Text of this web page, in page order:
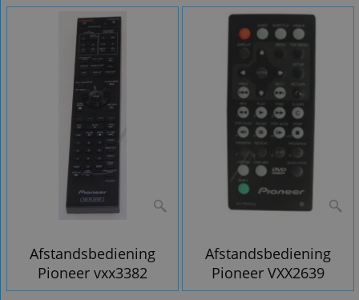
Afstandsbediening
Pioneer vxx3382
Afstandsbediening
Pioneer VXX2639